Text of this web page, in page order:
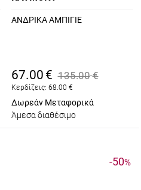
ΑΝΔΡΙΚΑ ΑΜΠΙΓΙΕ
67.00 € 135.00 €
Κερδίζεις: 68.00 €
Δωρεάν Μεταφορικά
Άμεσα διαθέσιμο
-50%